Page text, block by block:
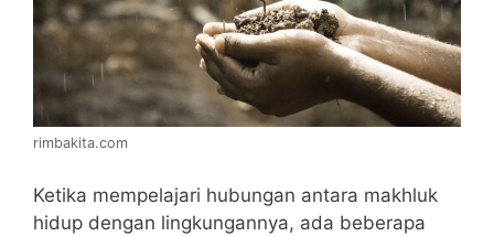
rimbakita.com
Ketika mempelajari hubungan antara makhluk
hidup dengan lingkungannya, ada beberapa